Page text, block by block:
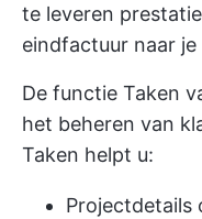
te leveren
eindfactuur naar je
De functie Taken
het beheren van
Taken helpt u:
Projectdetails